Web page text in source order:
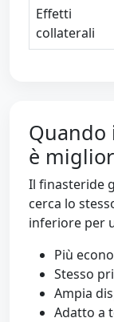
Effetti
collaterali
Quando
è
Il finasteride
cerca lo
inferiore per
Più
Stesso
Ampia
Adatto a